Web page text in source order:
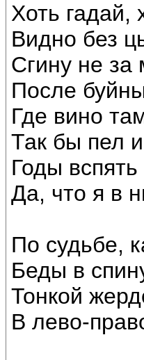
Хоть гадай,
Видно без
Сгину не
После
Где вино
Так бы пел
Годы
Да, что я в
По судьбе,
Беды в
Тонкой
В лево-